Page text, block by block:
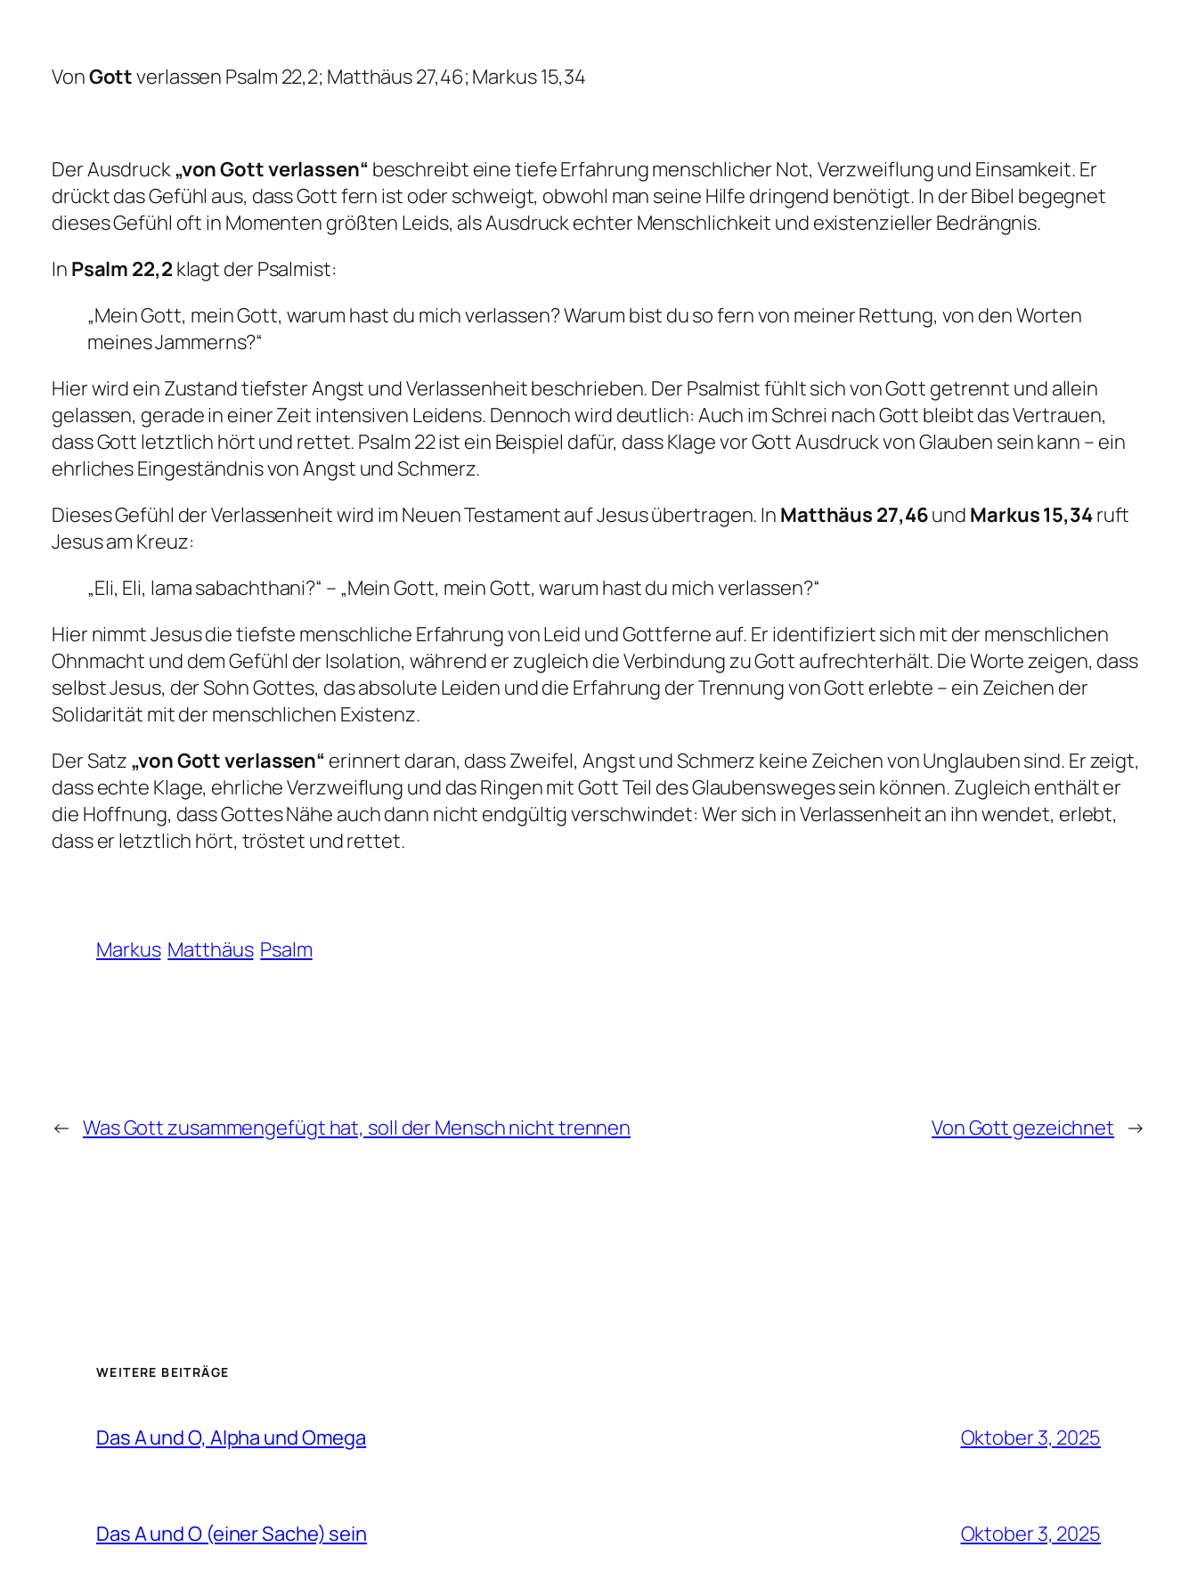
VonGottverlassen Psalm 22,2; Matthäus 27,46; Markus 15,34
Der Ausdruck„von Gott verlassen“ beschreibt eine tiefe Erfahrung menschlicher Not, Verzweiflung und Einsamkeit. Er
drückt das Gefühl aus, dass Gott fern ist oder schweigt, obwohl man seine Hilfe dringend benötigt. In der Bibel begegnet
dieses Gefühl oft in Momenten größten Leids, als Ausdruck echter Menschlichkeit und existenzieller Bedrängnis.
In Psalm 22,2 klagt der Psalmist:
„Mein Gott, mein Gott, warum hast du mich verlassen? Warum bist du so fern von meiner Rettung, von den Worten
meines Jammerns?“
Hier wird ein Zustand tiefster Angst und Verlassenheit beschrieben. Der Psalmist fühlt sich von Gott getrennt und allein
gelassen, gerade in einer Zeit intensiven Leidens. Dennoch wird deutlich: Auch im Schrei nach Gott bleibt das Vertrauen,
dass Gott letztlich hört und rettet. Psalm 22 ist ein Beispiel dafür, dass Klage vor Gott Ausdruck von Glauben sein kann – ein
ehrliches Eingeständnis von Angst und Schmerz.
Dieses Gefühl der Verlassenheit wird im Neuen Testament auf Jesus übertragen. In Matthäus 27,46und Markus 15,34ruft
Jesus am Kreuz:
„Eli, Eli, lama sabachthani?“ – „Mein Gott, mein Gott, warum hast du mich verlassen?“
Hier nimmt Jesus die tiefste menschliche Erfahrung von Leid und Gottferne auf. Er identifiziert sich mit der menschlichen
Ohnmacht und dem Gefühl der Isolation, während er zugleich die Verbindung zu Gott aufrechterhält. Die Worte zeigen, dass
selbst Jesus, der Sohn Gottes, das absolute Leiden und die Erfahrung der Trennung von Gott erlebte – ein Zeichen der
Solidarität mit der menschlichen Existenz.
Der Satz „von Gott verlassen“ erinnert daran, dass Zweifel, Angst und Schmerz keine Zeichen von Unglauben sind. Er zeigt,
dass echte Klage, ehrliche Verzweiflung und das Ringen mit Gott Teil des Glaubensweges sein können. Zugleich enthält er
die Hoffnung, dass Gottes Nähe auch dann nicht endgültig verschwindet: Wer sich in Verlassenheit an ihn wendet, erlebt,
dass er letztlich hört, tröstet und rettet.
Markus Matthäus Psalm
← Was Gott zusammengefügt hat, soll der Mensch nicht trennen Von Gott gezeichnet →
WEITERE BEITRÄGE
Das A und O, Alpha und Omega Oktober 3, 2025
Das A und O (einer Sache) sein Oktober 3, 2025